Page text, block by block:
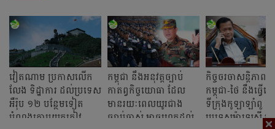
វៀតណាម ប្រកាសលើក
លែង ទិដ្ឋាការ ដល់ប្រទេស
អឺរ៉ុប ១២ បន្ថែមទៀត
បំណងក្តោបយកភ្ញៀវ
កម្ពុជា នឹងអនុវត្តច្បាប់
កាតព្វកិច្ចយោធា ដែល
មានរយៈពេលយូរជាង
ច្បាប់ចាស់ អាចរហូតដល់
កិច្ចចរចាសន្តិភាព រ
កម្ពុជា-ថៃ នឹងធ្វើ
ទីក្រុងកូឡាឡាំពួ
ប្រទេសម៉ាឡេស៊ី នៅ